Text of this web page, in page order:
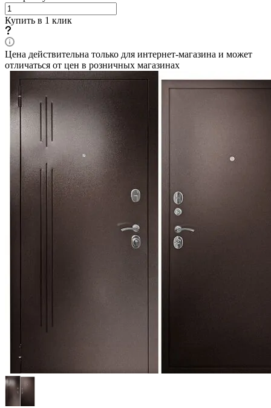
Купить в 1 клик
Цена действительна только для интернет-магазина и может
отличаться от цен в розничных магазинах